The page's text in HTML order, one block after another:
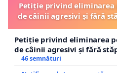
Petiție privind
de câinii agresivi și fără
Petiție privind eliminarea
de câinii agresivi și fără
46 semnături